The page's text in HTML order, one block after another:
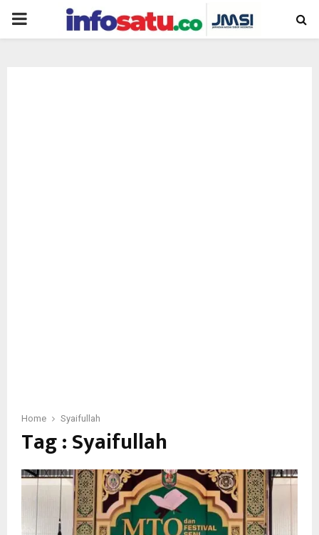
PRIMARY
Home Syaifullah
Tag : Syaifullah